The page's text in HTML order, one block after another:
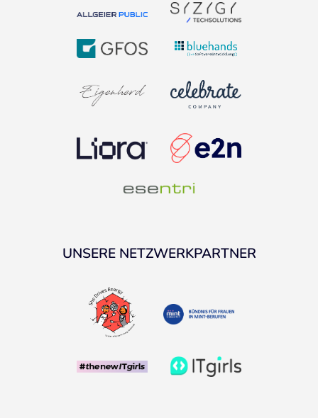
UNSERE NETZWERKPARTNER